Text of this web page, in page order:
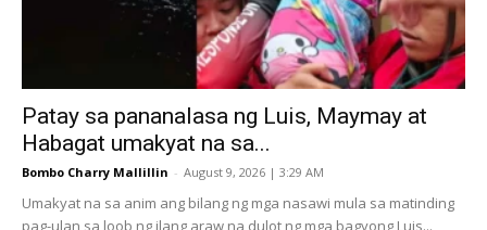
Patay sa pananalasa ng Luis, Maymay at
Habagat umakyat na sa...
Bombo Charry Mallillin - August 9, 2026 | 3:29 AM
Umakyat na sa anim ang bilang ng mga nasawi mula sa matinding
pag-ulan sa loob ng ilang araw na dulot ng mga bagyong Luis...